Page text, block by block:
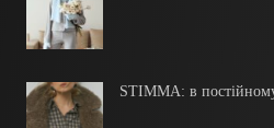
STIMMA: в